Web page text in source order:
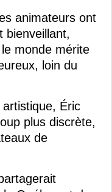
animateurs ont
bienveillant,
monde mérite
loin du
Éric
plus discrète,
de